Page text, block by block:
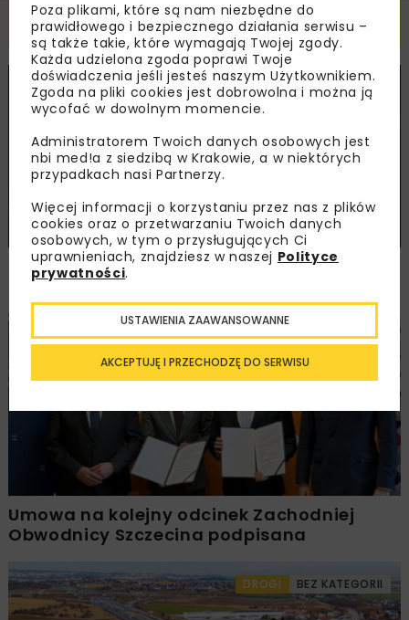
Powiązane artykuły
ENERGETYKA WIADOMOŚCI BEZ KATEGORII
Nowy etap integracji Polski z systemem
rurociągów NATO
DROGI BEZ KATEGORII
Umowa na kolejny odcinek Zachodniej
Obwodnicy Szczecina podpisana
DROGI BEZ KATEGORII
Poza plikami, które są nam niezbędne do
prawidłowego i bezpiecznego działania serwisu –
są także takie, które wymagają Twojej zgody.
Każda udzielona zgoda poprawi Twoje
doświadczenia jeśli jesteś naszym Użytkownikiem.
Zgoda na pliki cookies jest dobrowolna i można ją
wycofać w dowolnym momencie.
Administratorem Twoich danych osobowych jest
nbi med!a z siedzibą w Krakowie, a w niektórych
przypadkach nasi Partnerzy.
Więcej informacji o korzystaniu przez nas z plików
cookies oraz o przetwarzaniu Twoich danych
osobowych, w tym o przysługujących Ci
uprawnieniach, znajdziesz w naszej Polityce
prywatności.
AKCEPTUJĘ I PRZECHODZĘ DO SERWISU
USTAWIENIA ZAAWANSOWANNE